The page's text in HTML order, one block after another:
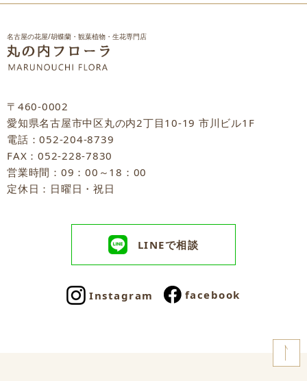
名古屋の花屋/胡蝶蘭・観葉植物・生花専門店
〒460-0002
愛知県名古屋市中区丸の内2丁目10-19 市川ビル1F
電話：052-204-8739
FAX：052-228-7830
営業時間：09：00～18：00
定休日：日曜日・祝日
LINEで相談
Instagram facebook